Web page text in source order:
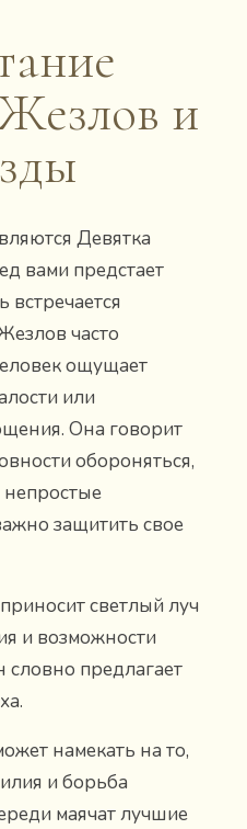
и
Девятка
вами предстает
встречается
часто
ощущает
или
Она говорит
обороняться,
защитить свое
светлый луч
и возможности
словно предлагает
намекать на то,
и борьба
маячат лучшие